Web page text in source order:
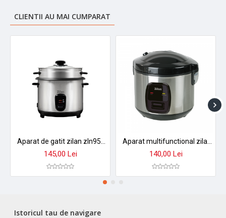
CLIENTII AU MAI CUMPARAT
145,00 Lei 140,00 Lei
Istoricul tau de navigare